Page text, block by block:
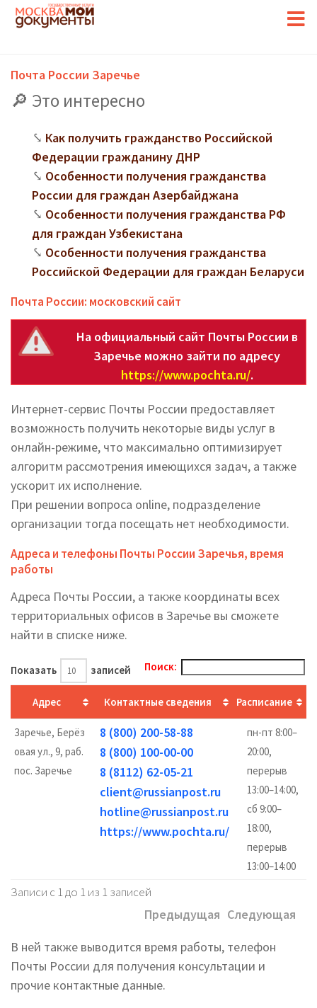
Почта России Заречье
Это интересно
Как получить гражданство Российской
Федерации гражданину ДНР
Особенности получения гражданства
России для граждан Азербайджана
Особенности получения гражданства РФ
для граждан Узбекистана
Особенности получения гражданства
Российской Федерации для граждан Беларуси
Почта России: московский сайт
На официальный сайт Почты России в
Заречье можно зайти по адресу
https://www.pochta.ru/.
Интернет-сервис Почты России предоставляет
возможность получить некоторые виды услуг в
онлайн-режиме, что максимально оптимизирует
алгоритм рассмотрения имеющихся задач, а также
ускорит их исполнение.
При решении вопроса online, подразделение
организации тогда посещать нет необходимости.
Адреса и телефоны Почты России Заречья, время
работы
Адреса Почты России, а также координаты всех
территориальных офисов в Заречье вы cможете
найти в списке ниже.
Показать записей Поиск:
Адрес Контактные сведения Расписание
Заречье, Берёз
овая ул., 9, раб.
пос. Заречье
8 (800) 200-58-88
8 (800) 100-00-00
8 (8112) 62-05-21
client@russianpost.ru
hotline@russianpost.ru
https://www.pochta.ru/
пн-пт 8:00–
20:00,
перерыв
13:00–14:00,
сб 9:00–
18:00,
перерыв
13:00–14:00
Записи с 1 до 1 из 1 записей
Предыдущая Следующая
В ней также выводится время работы, телефон
Почты России для получения консультации и
прочие контактные данные.